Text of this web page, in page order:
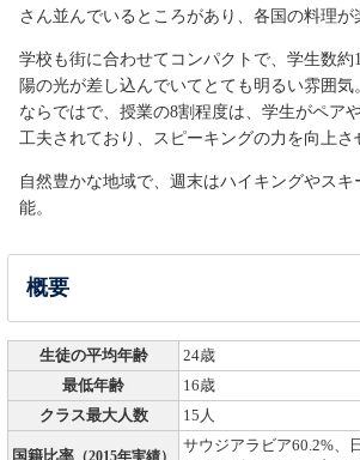
さん並んでいるところがあり、各国の料理が
学校も街に合わせてコンパクトで、学生数約
陽の光が差し込んでいてとても明るい雰囲気
ならではで、授業の8割程度は、学生がペア
工夫されており、スピーキングの力を向上さ
自然豊かな地域で、週末はハイキングやス
能。
概要
生徒の平均年齢
24歳
最低年齢
16歳
クラス最大人数
15人
国籍比率 （2015年実績）
サウジアラビア60.2%、